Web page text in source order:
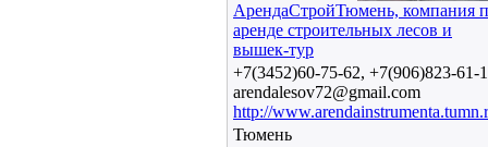
АрендаСтройТюмень, компания
аренде строительных лесов и
вышек-тур
+7(3452)60-75-62, +7(906)823-61-
arendalesov72@gmail.com
http://
Тюмень